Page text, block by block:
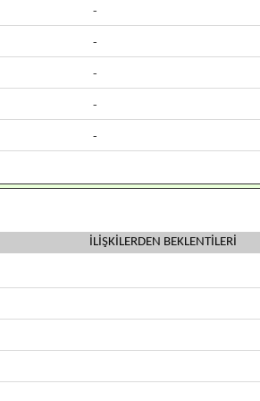
-
-
-
-
-
İLİŞKİLERDEN BEKLENTİLERİ